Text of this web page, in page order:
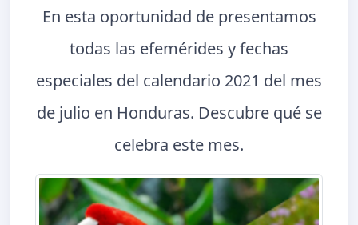
En esta oportunidad de presentamos
todas las efemérides y fechas
especiales del calendario 2021 del mes
de julio en Honduras. Descubre qué se
celebra este mes.